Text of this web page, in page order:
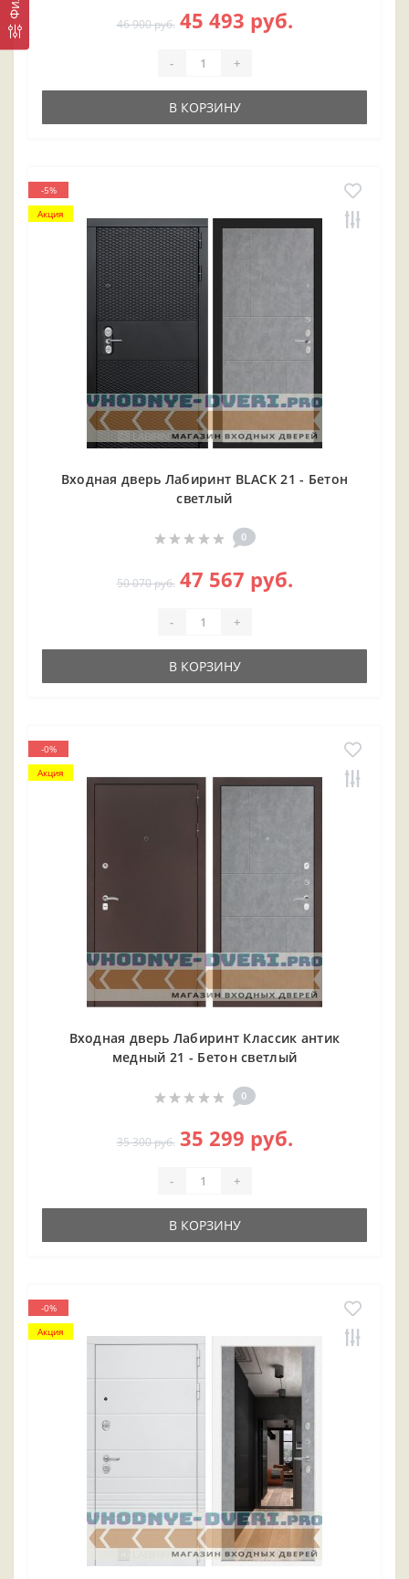
46 900 руб. 45 493 руб.
- +
В КОРЗИНУ
-5%
Акция
Входная дверь Лабиринт BLACK 21 - Бетон
светлый
0
50 070 руб. 47 567 руб.
- +
В КОРЗИНУ
-0%
Акция
Входная дверь Лабиринт Классик антик
медный 21 - Бетон светлый
0
35 300 руб. 35 299 руб.
- +
В КОРЗИНУ
-0%
Акция